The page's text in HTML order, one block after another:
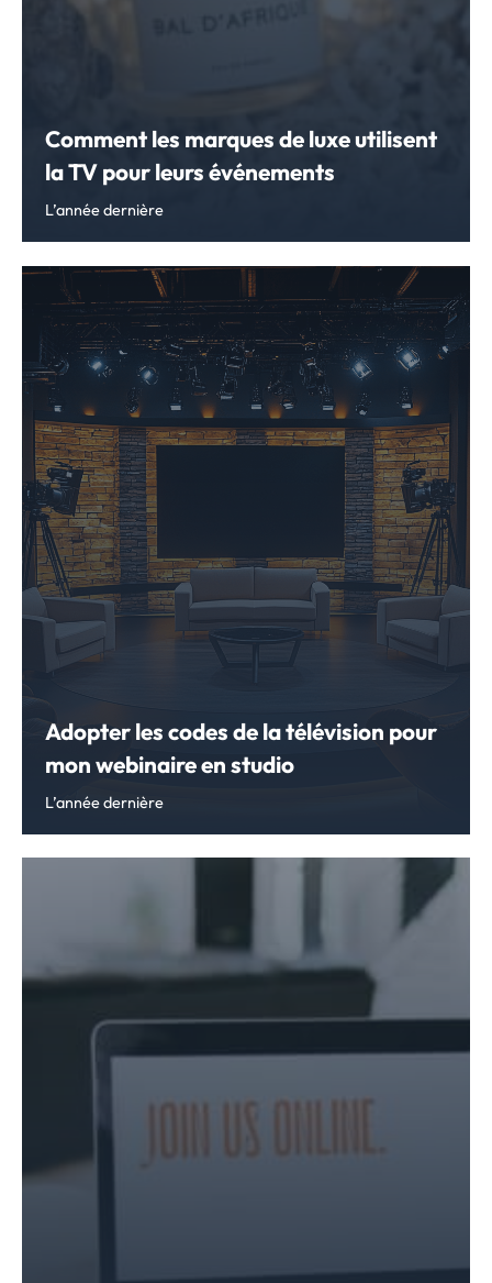
Comment les marques de luxe utilisent
la TV pour leurs événements
L’année dernière
Adopter les codes de la télévision pour
mon webinaire en studio
L’année dernière